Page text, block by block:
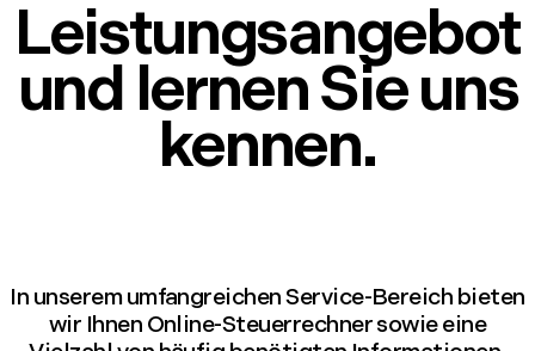
Leistungsangebot
und lernen Sie uns
kennen.
In unserem umfangreichen Service-Bereich bieten
wir Ihnen Online-Steuerrechner sowie eine